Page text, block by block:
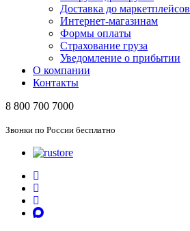
Доставка до маркетплейсов
Интернет-магазинам
Формы оплаты
Страхование груза
Уведомление о прибытии
О компании
Контакты
8 800 700 7000
Звонки по России бесплатно